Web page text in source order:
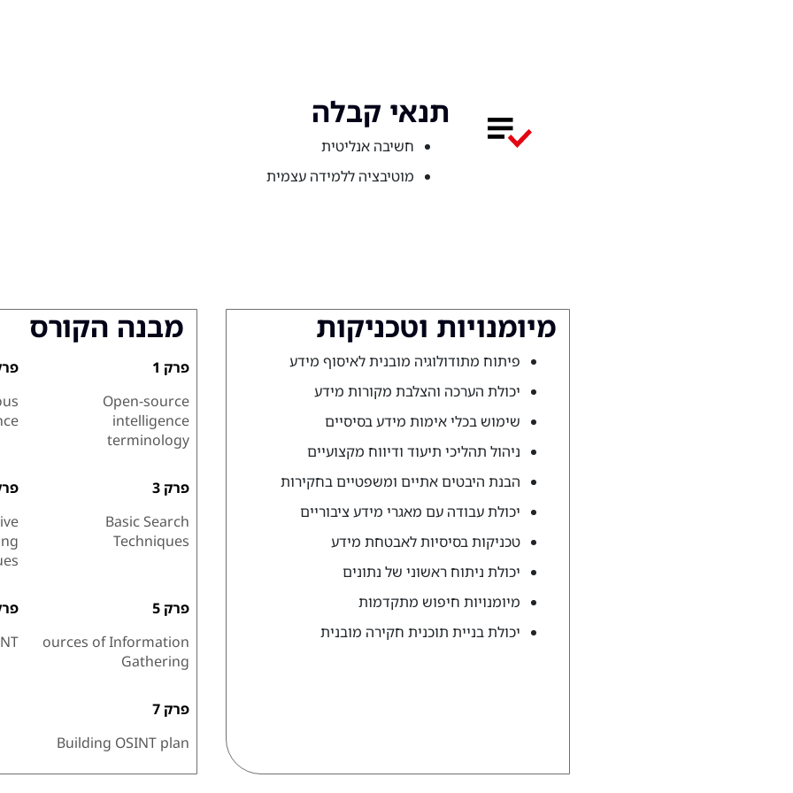
תנאי קבלה
חשיבה אנליטית
מוטיבציה ללמידה עצמית
מיומנויות וטכניקות
פיתוח מתודולוגיה מובנית לאיסוף מידע
יכולת הערכה והצלבת מקורות מידע
שימוש בכלי אימות מידע בסיסיים
ניהול תהליכי תיעוד ודיווח מקצועיים
הבנת היבטים אתיים ומשפטיים בחקירות
יכולת עבודה עם מאגרי מידע ציבוריים
טכניקות בסיסיות לאבטחת מידע
יכולת ניתוח ראשוני של נתונים
מיומנויות חיפוש מתקדמות
יכולת בניית תוכנית חקירה מובנית
מבנה הקורס
פרק 1
Open-source
intelligence
terminology
פרק 3
Basic Search
Techniques
פרק 5
ources of Information
Gathering
פרק 7
Building OSINT plan